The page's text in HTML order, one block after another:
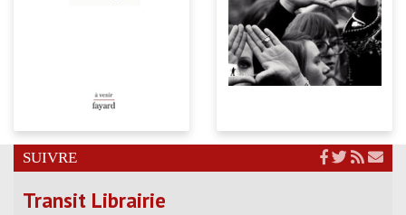
SUIVRE
Transit Librairie